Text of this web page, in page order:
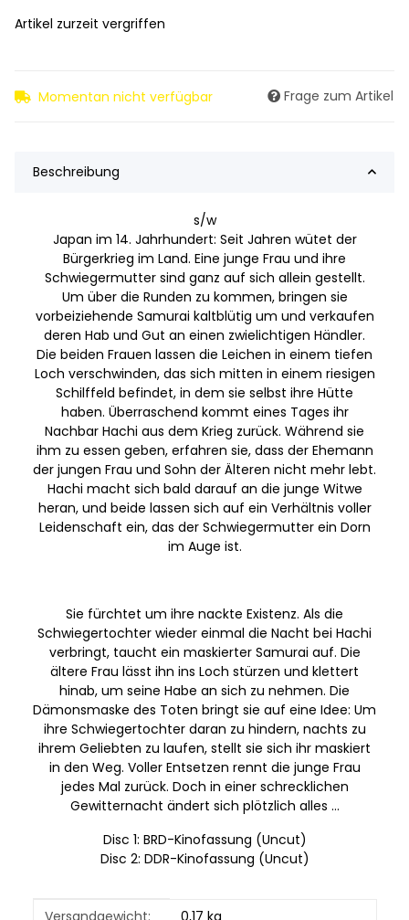
Artikel zurzeit vergriffen
Momentan nicht verfügbar Frage zum Artikel
Beschreibung
s/w
Japan im 14. Jahrhundert: Seit Jahren wütet der
Bürgerkrieg im Land. Eine junge Frau und ihre
Schwiegermutter sind ganz auf sich allein gestellt.
Um über die Runden zu kommen, bringen sie
vorbeiziehende Samurai kaltblütig um und verkaufen
deren Hab und Gut an einen zwielichtigen Händler.
Die beiden Frauen lassen die Leichen in einem tiefen
Loch verschwinden, das sich mitten in einem riesigen
Schilffeld befindet, in dem sie selbst ihre Hütte
haben. Überraschend kommt eines Tages ihr
Nachbar Hachi aus dem Krieg zurück. Während sie
ihm zu essen geben, erfahren sie, dass der Ehemann
der jungen Frau und Sohn der Älteren nicht mehr lebt.
Hachi macht sich bald darauf an die junge Witwe
heran, und beide lassen sich auf ein Verhältnis voller
Leidenschaft ein, das der Schwiegermutter ein Dorn
im Auge ist.
Sie fürchtet um ihre nackte Existenz. Als die
Schwiegertochter wieder einmal die Nacht bei Hachi
verbringt, taucht ein maskierter Samurai auf. Die
ältere Frau lässt ihn ins Loch stürzen und klettert
hinab, um seine Habe an sich zu nehmen. Die
Dämonsmaske des Toten bringt sie auf eine Idee: Um
ihre Schwiegertochter daran zu hindern, nachts zu
ihrem Geliebten zu laufen, stellt sie sich ihr maskiert
in den Weg. Voller Entsetzen rennt die junge Frau
jedes Mal zurück. Doch in einer schrecklichen
Gewitternacht ändert sich plötzlich alles ...
Disc 1: BRD-Kinofassung (Uncut)
Disc 2: DDR-Kinofassung (Uncut)
Produkteigenschaft
Wert
Versandgewicht: 0,17 kg